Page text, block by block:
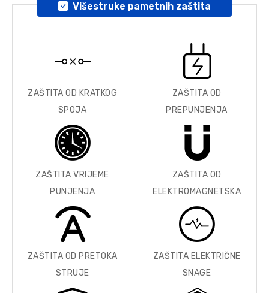
Višestruke pametnih zaštita
ZAŠTITA OD KRATKOG
SPOJA
ZAŠTITA OD
PREPUNJENJA
ZAŠTITA VRIJEME
PUNJENJA
ZAŠTITA OD
ELEKTROMAGNETSKA
ZAŠTITA OD PRETOKA
STRUJE
ZAŠTITA ELEKTRIČNE
SNAGE